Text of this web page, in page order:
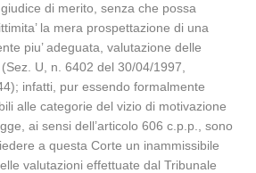
di merito, senza che possa
la mera prospettazione di una
piu’ adeguata, valutazione delle
U, n. 6402 del 30/04/1997,
infatti, pur essendo formalmente
alle categorie del vizio di motivazione
ai sensi dell’articolo 606 c.p.p., sono
a questa Corte un inammissibile
valutazioni effettuate dal Tribunale